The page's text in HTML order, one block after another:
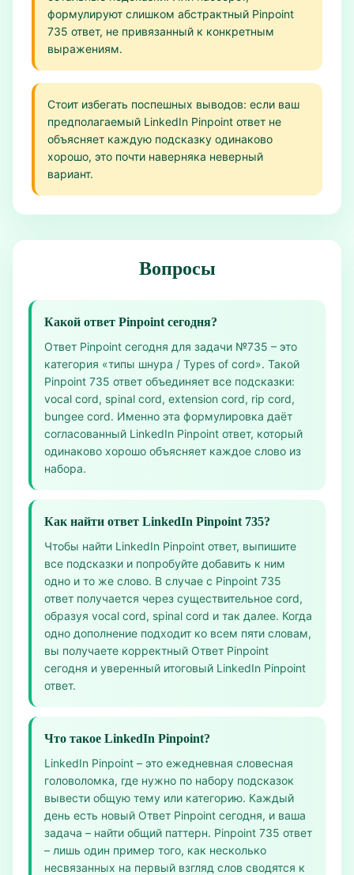
формулируют слишком абстрактный Pinpoint
735 ответ, не привязанный к конкретным
выражениям.
Стоит избегать поспешных выводов: если ваш
предполагаемый LinkedIn Pinpoint ответ не
объясняет каждую подсказку одинаково
хорошо, это почти наверняка неверный
вариант.
Вопросы
Какой ответ Pinpoint сегодня?
Ответ Pinpoint сегодня для задачи №735 – это
категория «типы шнура / Types of cord». Такой
Pinpoint 735 ответ объединяет все подсказки:
vocal cord, spinal cord, extension cord, rip cord,
bungee cord. Именно эта формулировка даёт
согласованный LinkedIn Pinpoint ответ, который
одинаково хорошо объясняет каждое слово из
набора.
Как найти ответ LinkedIn Pinpoint 735?
Чтобы найти LinkedIn Pinpoint ответ, выпишите
все подсказки и попробуйте добавить к ним
одно и то же слово. В случае с Pinpoint 735
ответ получается через существительное cord,
образуя vocal cord, spinal cord и так далее. Когда
одно дополнение подходит ко всем пяти словам,
вы получаете корректный Ответ Pinpoint
сегодня и уверенный итоговый LinkedIn Pinpoint
ответ.
Что такое LinkedIn Pinpoint?
LinkedIn Pinpoint – это ежедневная словесная
головоломка, где нужно по набору подсказок
вывести общую тему или категорию. Каждый
день есть новый Ответ Pinpoint сегодня, и ваша
задача – найти общий паттерн. Pinpoint 735 ответ
– лишь один пример того, как несколько
несвязанных на первый взгляд слов сводятся к